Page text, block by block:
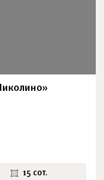
15 сот.